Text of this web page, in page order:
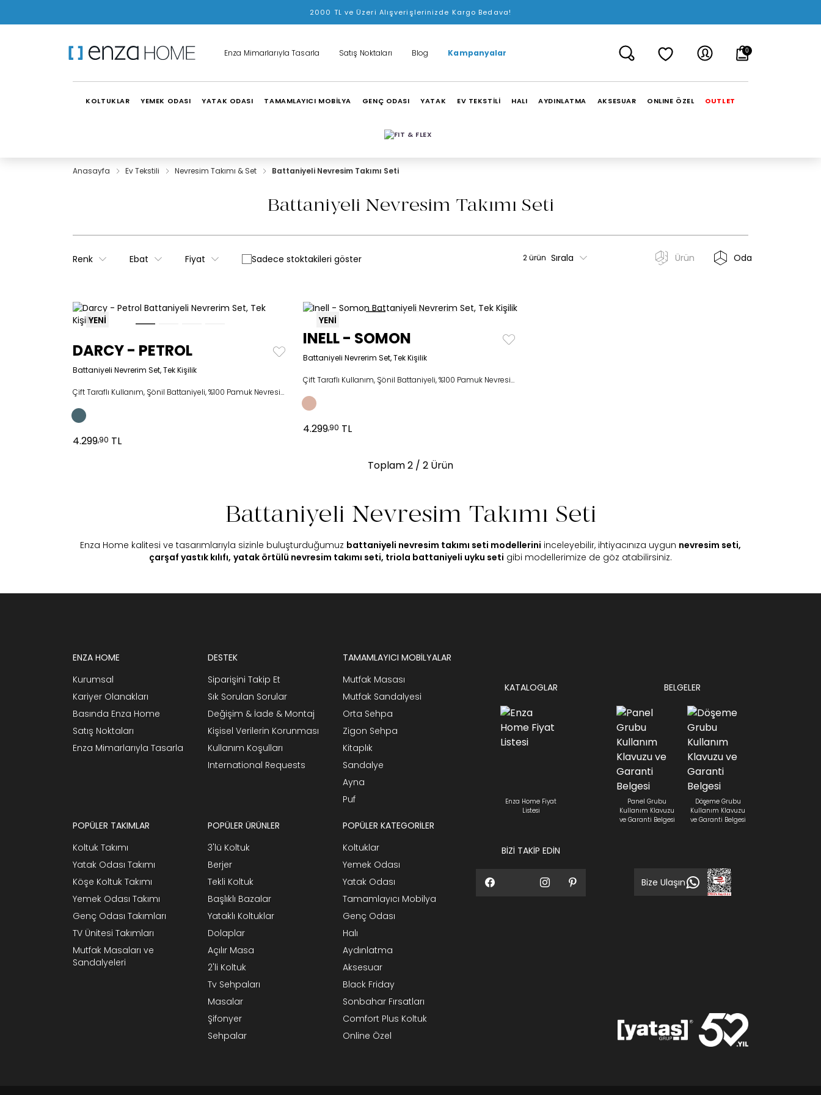
2000 TL ve Üzeri Alışverişlerinizde Kargo Bedava!
Enza Mimarlarıyla Tasarla Satış Noktaları Blog Kampanyalar 0
KOLTUKLAR YEMEK ODASI YATAK ODASI TAMAMLAYICI MOBİLYA GENÇ ODASI YATAK EV TEKSTİLİ HALI AYDINLATMA AKSESUAR ONLINE ÖZEL OUTLET
Anasayfa Ev Tekstili Nevresim Takımı & Set Battaniyeli Nevresim Takımı Seti
Battaniyeli Nevresim Takımı Seti
Renk Ebat Fiyat Sadece stoktakileri göster 2 ürün Sırala Ürün Oda
YENİ
DARCY - PETROL
Battaniyeli Nevrerim Set, Tek Kişilik
Çift Taraflı Kullanım, Şönil Battaniyeli, %100 Pamuk Nevresim Takımı
4.299,90 TL
YENİ
INELL - SOMON
Battaniyeli Nevrerim Set, Tek Kişilik
Çift Taraflı Kullanım, Şönil Battaniyeli, %100 Pamuk Nevresim Takımı
4.299,90 TL
Toplam2 / 2 Ürün
Battaniyeli Nevresim Takımı Seti
Enza Home kalitesi ve tasarımlarıyla sizinle buluşturduğumuz battaniyeli nevresim takımı seti modellerini inceleyebilir, ihtiyacınıza uygun nevresim seti,
çarşaf yastık kılıfı, yatak örtülü nevresim takımı seti, triola battaniyeli uyku seti gibi modellerimize de göz atabilirsiniz.
ENZA HOME
Kurumsal
Kariyer Olanakları
Basında Enza Home
Satış Noktaları
Enza Mimarlarıyla Tasarla
DESTEK
Siparişini Takip Et
Sık Sorulan Sorular
Değişim & İade & Montaj
Kişisel Verilerin Korunması
Kullanım Koşulları
International Requests
TAMAMLAYICI MOBİLYALAR
Mutfak Masası
Mutfak Sandalyesi
Orta Sehpa
Zigon Sehpa
Kitaplık
Sandalye
Ayna
Puf
POPÜLER TAKIMLAR
Koltuk Takımı
Yatak Odası Takımı
Köşe Koltuk Takımı
Yemek Odası Takımı
Genç Odası Takımları
TV Ünitesi Takımları
Mutfak Masaları ve
Sandalyeleri
POPÜLER ÜRÜNLER
3'lü Koltuk
Berjer
Tekli Koltuk
Başlıklı Bazalar
Yataklı Koltuklar
Dolaplar
Açılır Masa
2'li Koltuk
Tv Sehpaları
Masalar
Şifonyer
Sehpalar
POPÜLER KATEGORİLER
Koltuklar
Yemek Odası
Yatak Odası
Tamamlayıcı Mobilya
Genç Odası
Halı
Aydınlatma
Aksesuar
Black Friday
Sonbahar Fırsatları
Comfort Plus Koltuk
Online Özel
KATALOGLAR
Enza Home Fiyat
Listesi
BİZİ TAKİP EDİN
BELGELER
Panel Grubu
Kullanım Klavuzu
ve Garanti Belgesi
Döşeme Grubu
Kullanım Klavuzu
ve Garanti Belgesi
Bize Ulaşın